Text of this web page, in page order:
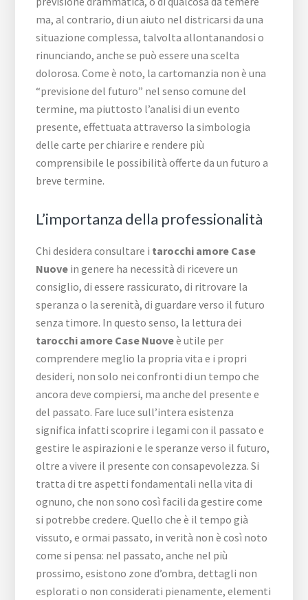
ma, al contrario, di un aiuto nel districarsi da una
situazione complessa, talvolta allontanandosi o
rinunciando, anche se può essere una scelta
dolorosa. Come è noto, la cartomanzia non è una
“previsione del futuro” nel senso comune del
termine, ma piuttosto l’analisi di un evento
presente, effettuata attraverso la simbologia
delle carte per chiarire e rendere più
comprensibile le possibilità offerte da un futuro a
breve termine.
L’importanza della professionalità
Chi desidera consultare i tarocchi amore Case
Nuove in genere ha necessità di ricevere un
consiglio, di essere rassicurato, di ritrovare la
speranza o la serenità, di guardare verso il futuro
senza timore. In questo senso, la lettura dei
tarocchi amore Case Nuoveè utile per
comprendere meglio la propria vita e i propri
desideri, non solo nei confronti di un tempo che
ancora deve compiersi, ma anche del presente e
del passato. Fare luce sull’intera esistenza
significa infatti scoprire i legami con il passato e
gestire le aspirazioni e le speranze verso il futuro,
oltre a vivere il presente con consapevolezza. Si
tratta di tre aspetti fondamentali nella vita di
ognuno, che non sono così facili da gestire come
si potrebbe credere. Quello che è il tempo già
vissuto, e ormai passato, in verità non è così noto
come si pensa: nel passato, anche nel più
prossimo, esistono zone d’ombra, dettagli non
esplorati o non considerati pienamente, elementi